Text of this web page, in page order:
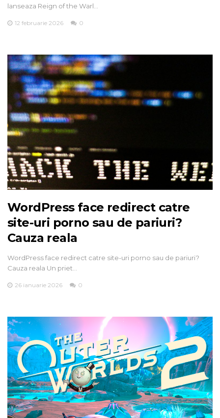
lanseaza Reign of the Warl…
12 februarie 2026 0
WordPress face redirect catre
site-uri porno sau de pariuri?
Cauza reala
WordPress face redirect catre site-uri porno sau de pariuri?
Cauza reala Un priet…
26 ianuarie 2026 0